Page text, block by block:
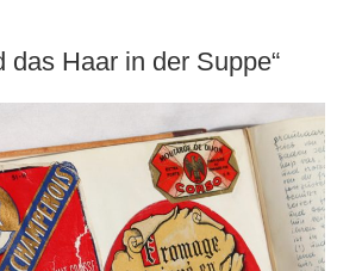
das Haar in der Suppe“